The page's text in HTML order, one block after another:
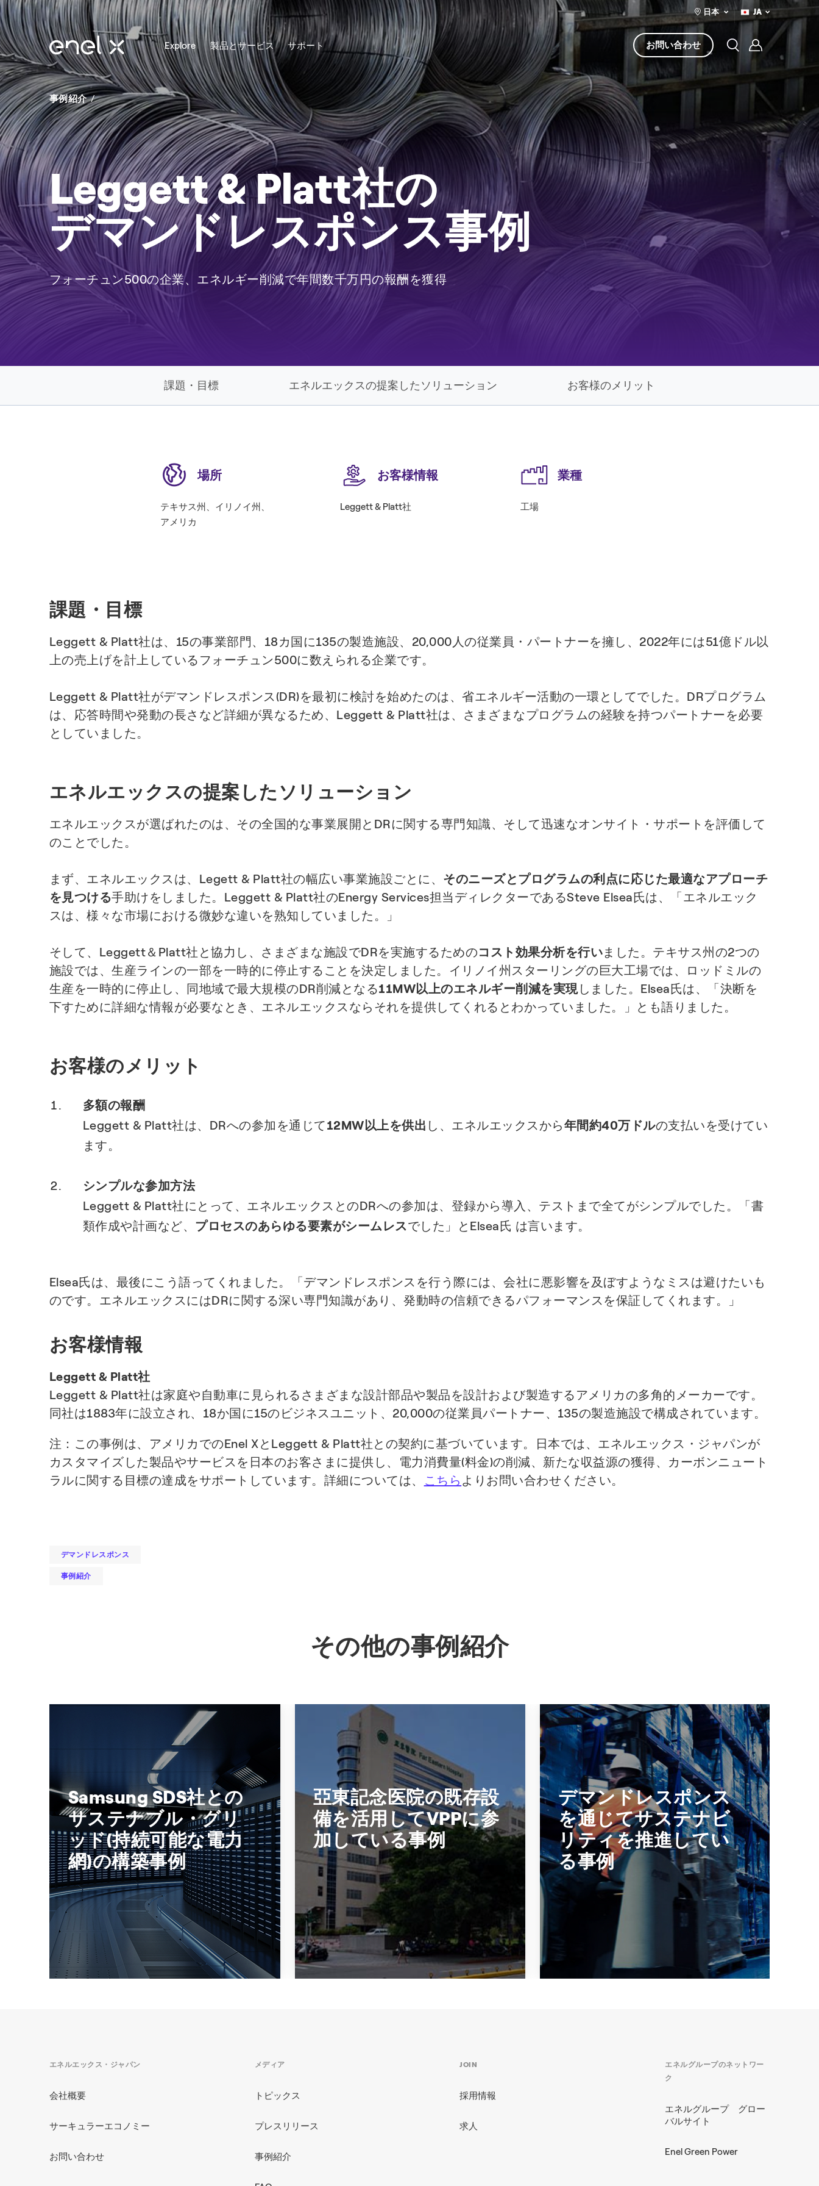
日本 JA
エネルギーソリューション エネルギーアドバイザリー
事例紹介
事例を読む
お問い合わせ
事例紹介
Leggett & Platt社の
デマンドレスポンス事例
フォーチュン500の企業、エネルギー削減で年間数千万円の報酬を獲得
課題・目標 エネルエックスの提案したソリューション お客様のメリット
場所
テキサス州、イリノイ州、
アメリカ
お客様情報
Leggett & Platt社
業種
工場
課題・目標
Leggett & Platt社は、15の事業部門、18カ国に135の製造施設、20,000人の従業員・パートナーを擁し、2022年には51億ドル以
上の売上げを計上しているフォーチュン500に数えられる企業です。
Leggett & Platt社がデマンドレスポンス(DR)を最初に検討を始めたのは、省エネルギー活動の一環としてでした。DRプログラム
は、応答時間や発動の長さなど詳細が異なるため、Leggett & Platt社は、さまざまなプログラムの経験を持つパートナーを必要
としていました。
エネルエックスの提案したソリューション
エネルエックスが選ばれたのは、その全国的な事業展開とDRに関する専門知識、そして迅速なオンサイト・サポートを評価して
のことでした。
まず、エネルエックスは、Legett & Platt社の幅広い事業施設ごとに、 そのニーズとプログラムの利点に応じた最適なアプローチ
を見つける手助けをしました。Leggett & Platt社のEnergy Services担当ディレクターであるSteve Elsea氏は、「エネルエック
スは、様々な市場における微妙な違いを熟知していました。」
そして、Leggett＆Platt社と協力し、さまざまな施設でDRを実施するためのコスト効果分析を行いました。テキサス州の2つの
施設では、生産ラインの一部を一時的に停止することを決定しました。イリノイ州スターリングの巨大工場では、ロッドミルの
生産を一時的に停止し、同地域で最大規模のDR削減となる11MW以上のエネルギー削減を実現しました。Elsea氏は、「決断を
下すために詳細な情報が必要なとき、エネルエックスならそれを提供してくれるとわかっていました。」とも語りました。
お客様のメリット
多額の報酬
Leggett & Platt社は、DRへの参加を通じて12MW以上を供出 し、エネルエックスから年間約40万ドルの支払いを受けてい
ます。
シンプルな参加方法
Leggett & Platt社にとって、エネルエックスとのDRへの参加は、登録から導入、テストまで全てがシンプルでした。「書
類作成や計画など、 プロセスのあらゆる要素がシームレスでした」とElsea氏 は言います。
Elsea氏は、最後にこう語ってくれました。「デマンドレスポンスを行う際には、会社に悪影響を及ぼすようなミスは避けたいも
のです。エネルエックスにはDRに関する深い専門知識があり、発動時の信頼できるパフォーマンスを保証してくれます。」
お客様情報
Leggett & Platt社
Leggett & Platt社は家庭や自動車に見られるさまざまな設計部品や製品を設計および製造するアメリカの多角的メーカーです。
同社は1883年に設立され、18か国に15のビジネスユニット、20,000の従業員パートナー、135の製造施設で構成されています。
注：この事例は、アメリカでのEnel XとLeggett & Platt社との契約に基づいています。日本では、エネルエックス・ジャパンが
カスタマイズした製品やサービスを日本のお客さまに提供し、電力消費量(料金)の削減、新たな収益源の獲得、カーボンニュート
ラルに関する目標の達成をサポートしています。詳細については、 こちら よりお問い合わせください。
デマンドレスポンス
事例紹介
その他の事例紹介
Samsung SDS社との
サステナブル・グリ
ッド(持続可能な電力
網)の構築事例
韓国の最先端データセンターを保有する
亞東記念医院の既存設
備を活用してVPPに参
加している事例
デマンドレスポンス
を通じてサステナビ
リティを推進してい
る事例
+1
エネルエックス・ジャパン
会社概要
サーキュラーエコノミー
お問い合わせ
メディア
トピックス
プレスリリース
事例紹介
JOIN
採用情報
求人
エネルグループのネットワー
ク
エネルグループ グロー
バルサイト
Enel Green Power